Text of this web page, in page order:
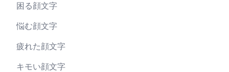
困る顔文字
悩む顔文字
疲れた顔文字
キモい顔文字